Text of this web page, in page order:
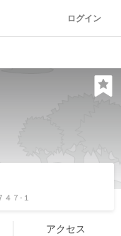
ログイン
７-１
アクセス